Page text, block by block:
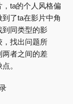
ta的个人风格偏
了ta在影片中角
到同类型的影
，找出问题所
两者之间的差
。